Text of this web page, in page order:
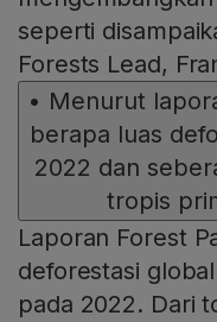
seperti
Forests Lead,
• Menurut
berapa luas
2022 dan
tropis
Laporan Forest
deforestasi
pada 2022. Dari